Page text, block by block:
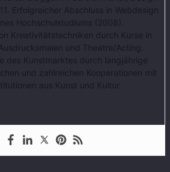
Erfolgreicher Abschluss in Webdesign
Hochschulstudiums (2008).
Kreativitätstechniken durch Kurse in
und Theatre/Acting.
des Kunstmarktes durch langjährige
und zahlreichen Kooperationen mit
aus Kunst und Kultur.